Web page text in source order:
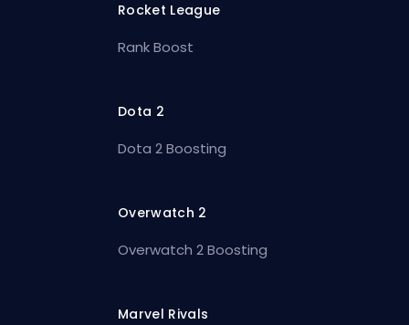
Rocket League
Rank Boost
Dota 2
Dota 2 Boosting
Overwatch 2
Overwatch 2 Boosting
Marvel Rivals